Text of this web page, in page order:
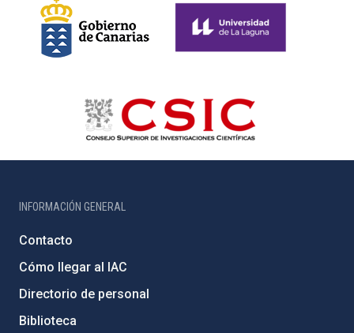
INFORMACIÓN GENERAL
Contacto
Cómo llegar al IAC
Directorio de personal
Biblioteca